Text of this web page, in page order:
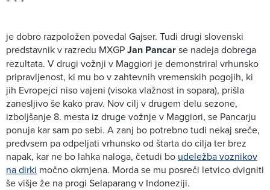
je dobro razpoložen povedal Gajser. Tudi drugi slovenski
predstavnik v razredu MXGPJan Pancarse nadeja dobrega
rezultata. V drugi vožnji v Maggiori je demonstriral vrhunsko
pripravljenost, ki mu bo v zahtevnih vremenskih pogojih, ki
jih Evropejci niso vajeni (visoka vlažnost in sopara), prišla
zanesljivo še kako prav. Nov cilj v drugem delu sezone,
izboljšanje 8. mesta iz druge vožnje v Maggiori, se Pancarju
ponuja kar sam po sebi. A zanj bo potrebno tudi nekaj sreče,
predvsem pa odpeljati vrhunsko od štarta do cilja ter brez
napak, kar ne bo lahka naloga, četudi bo udeležba voznikov
na dirki močno okrnjena. Morda se mu posreči letvico dvigniti
še višje že na progi Selaparang v Indoneziji.